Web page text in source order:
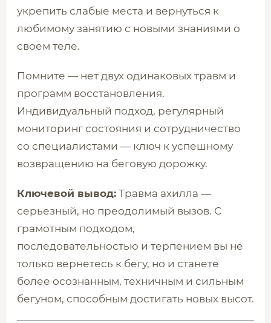
укрепить слабые места и вернуться к
любимому занятию с новыми знаниями о
своем теле.
Помните — нет двух одинаковых травм и
программ восстановления.
Индивидуальный подход, регулярный
мониторинг состояния и сотрудничество
со специалистами — ключ к успешному
возвращению на беговую дорожку.
Ключевой вывод: Травма ахилла —
серьезный, но преодолимый вызов. С
грамотным подходом,
последовательностью и терпением вы не
только вернетесь к бегу, но и станете
более осознанным, техничным и сильным
бегуном, способным достигать новых высот.